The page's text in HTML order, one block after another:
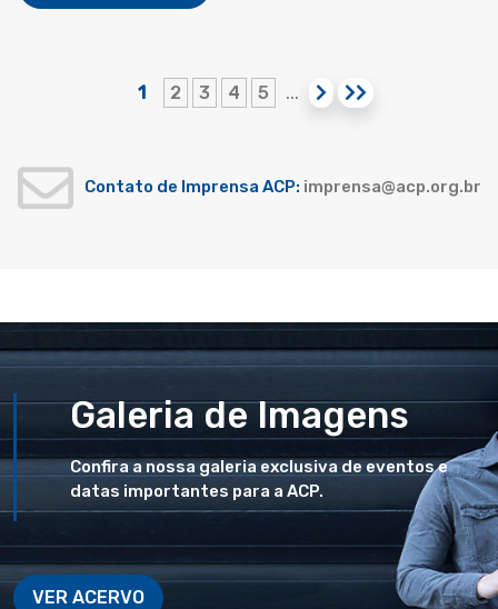
1 2 3 4 5 ...
Contato de Imprensa ACP: imprensa@acp.org.br
Galeria de Imagens
Confira a nossa galeria exclusiva de eventos e
datas importantes para a ACP.
VER ACERVO